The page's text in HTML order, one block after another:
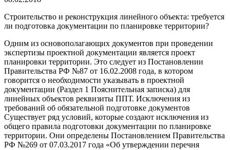
Строительство и реконструкция линейного объекта: требуется
ли подготовка документации по планировке территории?
Одним из основополагающих документов при проведении
экспертизы проектной документации является проект
планировки территории. Это следует из Постановлении
Правительства РФ №87 от 16.02.2008 года, в котором
говорится о необходимости указывать в проектной
документации (Раздел 1 Пояснительная записка) для
линейных объектов реквизиты ППТ. Исключения из
требований об обязательной подготовке документов
Существует ряд условий, которые создают исключения из
общего правила подготовки документации по планировке
территории. Они определены Постановлением Правительства
РФ №269 от 07.03.2017 года «Об утверждении перечня